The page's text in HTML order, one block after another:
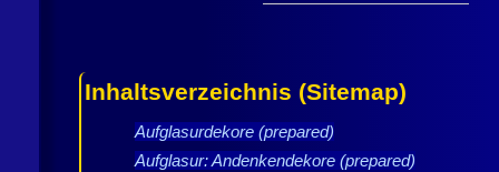
Inhaltsverzeichnis (Sitemap)
Aufglasurdekore (prepared)
Aufglasur: Andenkendekore (prepared)